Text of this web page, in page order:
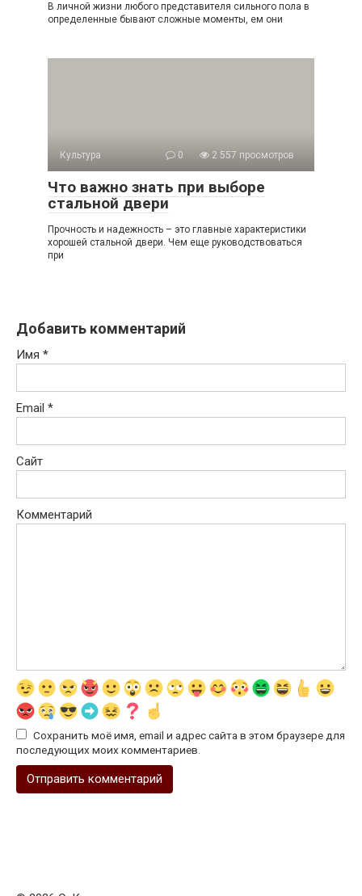
В личной жизни любого представителя сильного пола в
определенные бывают сложные моменты, ем они
Культура 0 2 557 просмотров
Что важно знать при выборе
стальной двери
Прочность и надежность – это главные характеристики
хорошей стальной двери. Чем еще руководствоваться
при
Добавить комментарий
Имя *
Email *
Сайт
Комментарий
Сохранить моё имя, email и адрес сайта в этом браузере для
последующих моих комментариев.